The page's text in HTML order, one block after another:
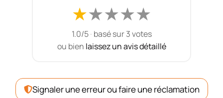
★★★★★
1.0/5· basé sur 3 votes
ou bien laissez un avis détaillé
Signaler une erreur ou faire une réclamation